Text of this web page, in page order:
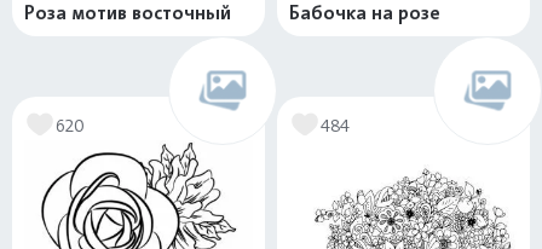
Роза мотив восточный Бабочка на розе
620 484